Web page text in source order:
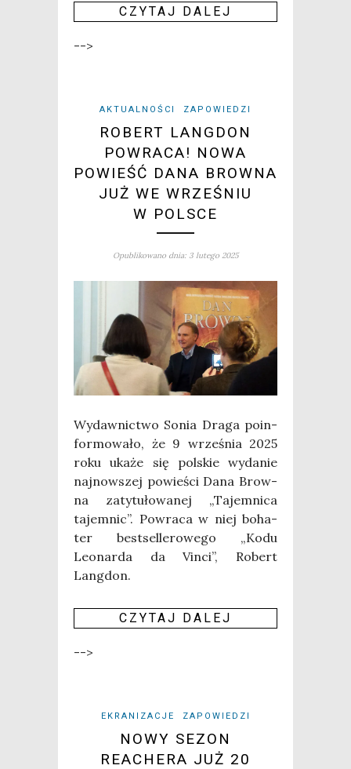
CZY­TAJ DALEJ
-->
AKTUALNOŚCI ZAPOWIEDZI
ROBERT LANGDON
POWRACA! NOWA
POWIEŚĆ DANA BROWNA
JUŻ WE WRZEŚNIU
W POLSCE
Opublikowano dnia: 3 lutego 2025
Wydaw­nic­two Sonia Dra­ga poin­
for­mo­wa­ło, że 9 wrze­śnia 2025
roku uka­że się pol­skie wyda­nie
naj­now­szej powie­ści Dana Brow­
na zaty­tu­ło­wa­nej „Tajem­ni­ca
tajem­nic”. Powra­ca w niej boha­
ter best­sel­le­ro­we­go „Kodu
Leonar­da da Vin­ci”, Robert
Langdon.
CZY­TAJ DALEJ
-->
EKRANIZACJE ZAPOWIEDZI
NOWY SEZON
REACHERA JUŻ 20